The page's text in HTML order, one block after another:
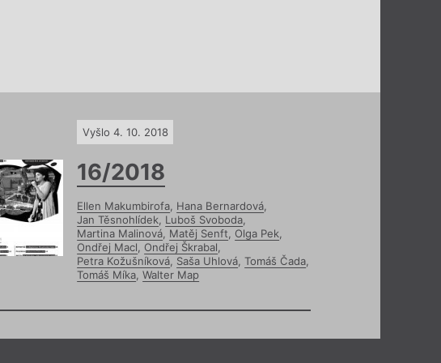
Vyšlo 4. 10. 2018
16/2018
Ellen Makumbirofa Hana Bernardová
Jan Těsnohlídek
Luboš Svoboda
Martina Malinová Matěj Senft Olga Pek
Ondřej Macl
Ondřej Škrabal
Petra Kožušníková Saša Uhlová Tomáš Čada
Tomáš Míka Walter Map